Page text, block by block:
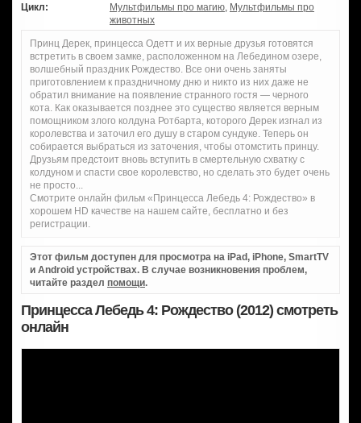
Цикл:
Мультфильмы про магию, Мультфильмы про
животных
Принц Дерек, принцесса Одетт и их верные друзья готовятся
встретить в своем замке, расположенном на Лебедином озере,
волшебный праздник Рождество. Все они очень заняты
приготовлением к праздничному дню и никто из них даже не
обратил внимание на появление странного гостя — черного
кота. Как оказывается позднее это существо является верным
помощником злого колдуна Ротбарта, которого Дерек изгнал из
королевства и заточил его душу в старом сундуке. Теперь он
собирается выбраться из заточения, чтобы отомстить принцу.
Друзьям предстоит вновь вступить в смертельную схватку с
колдуном и спасти свое королевство, но сделать это будет очень
не просто...
Смотрите онлайн фильм «Принцесса Лебедь 4: Рождество» в
хорошем HD качестве на нашем сайте, бесплатно и без
регистрации.
Этот фильм доступен для просмотра на iPad, iPhone, SmartTV
и Android устройствах. В случае возникновения проблем,
читайте раздел помощи.
Принцесса Лебедь 4: Рождество (2012) смотреть
онлайн